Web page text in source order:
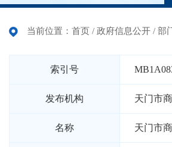
当前位置： 首页 / 政府信息公开 / 部
索引号
发布机构 天门市
名称 天门市